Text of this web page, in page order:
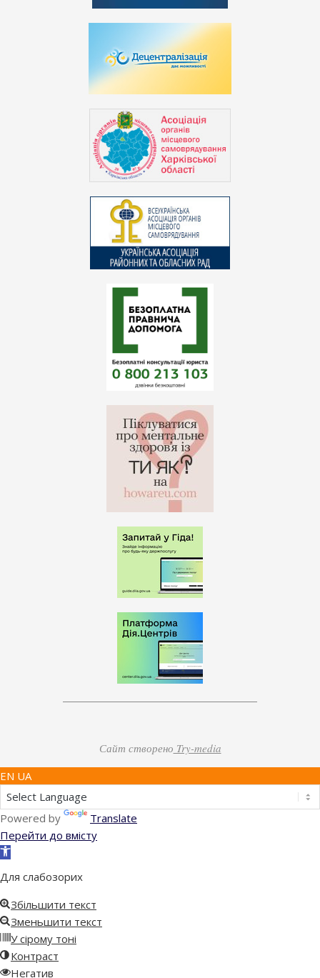
Сайт створено Try-media
EN UA
Powered by
Translate
Перейти до вмісту
Відкрити
інструментів
Для слабозорих
Збільшити текст
Зменьшити текст
У сірому тоні
Контраст
Негатив